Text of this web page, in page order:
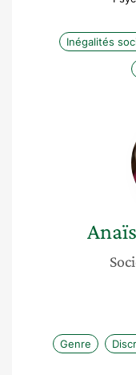
Inégalités
Anaïs
Genre